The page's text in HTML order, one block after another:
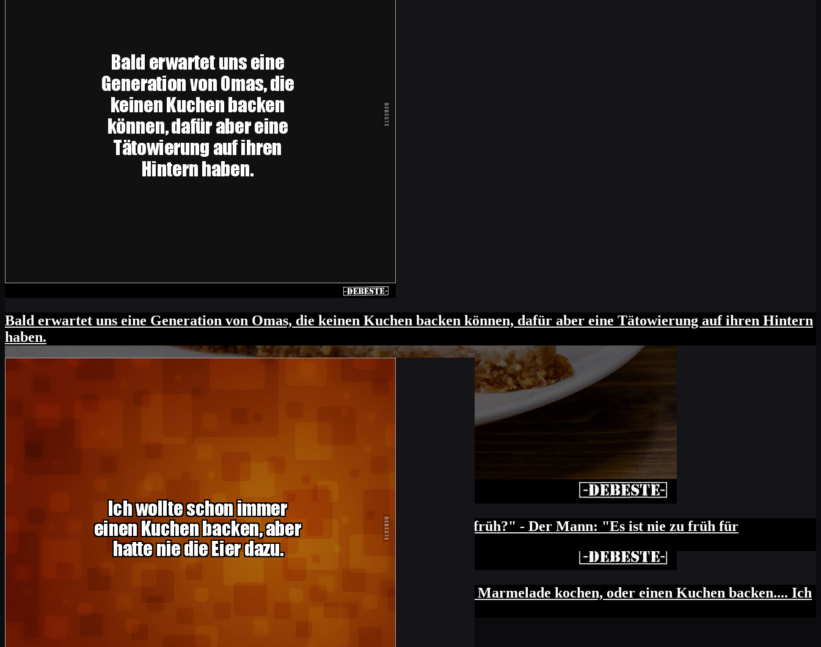
Wenn Ihr Männer Erfolgserlebnisse braucht, könntet Ihr doch einfach mal Marmelade kochen, oder einen Kuchen backen.... Ich
Heute wollte ich einen Kuchen backen. Stattdessen habe ich gelernt, selbst Reifen herzustellen.
Mit diesen Rutschen aus meiner Kindheit konnte man Pfannkuchen backen, in dem man einfach die Zutaten hinabgleiten ließ...
Ich um 7 Uhr: "Ich möchte einen Käsekuchen backen. Ist es dafür noch zu früh?" - Der Mann: "Es ist nie zu früh für
Käsekuchen!!!"
Bald erwartet uns eine Generation von Omas, die keinen Kuchen backen können, dafür aber eine Tätowierung auf ihren Hintern
haben.